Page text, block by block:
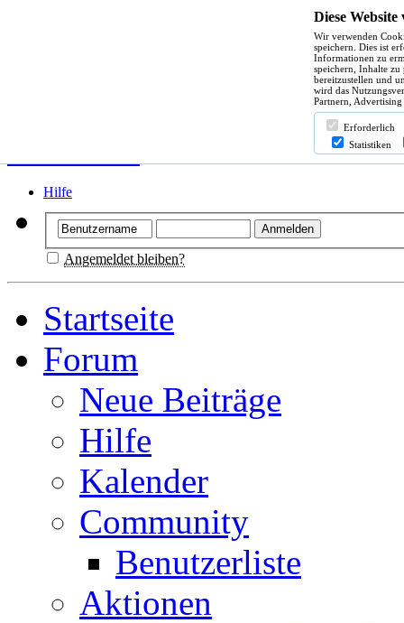
Hilfe
Angemeldet bleiben?
Startseite
Forum
Neue Beiträge
Hilfe
Kalender
Community
Benutzerliste
Aktionen
Diese
Wir verwenden
speichern. Dies ist
Informationen zu
speichern, Inhalte
bereitzustellen und
wird das
Partnern,
Erforderlich
Statistiken